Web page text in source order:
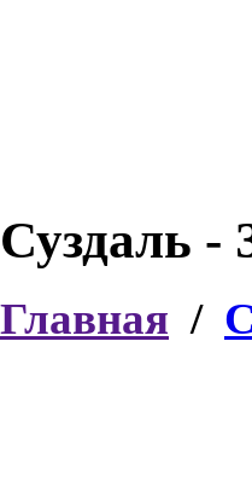
Суздаль -
Главная /